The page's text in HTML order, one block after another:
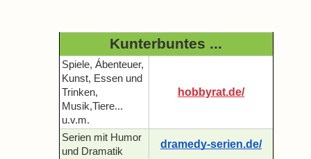
Kunterbuntes ...
Spiele, Ábenteuer,
Kunst, Essen und
Trinken,
Musik,Tiere...
u.v.m.
hobbyrat.de/
Serien mit Humor
und Dramatik
dramedy-serien.de/